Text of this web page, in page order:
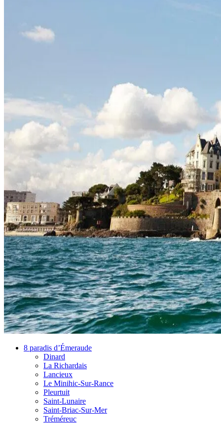
8 paradis d’Émeraude
Dinard
La Richardais
Lancieux
Le Minihic-Sur-Rance
Pleurtuit
Saint-Lunaire
Saint-Briac-Sur-Mer
Tréméreuc